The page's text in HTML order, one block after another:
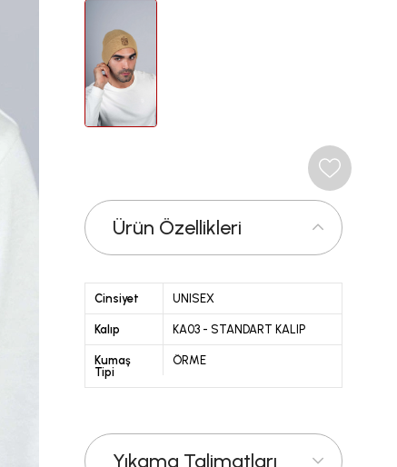
Ürün Özellikleri
Cinsiyet UNISEX
Kalıp KA03 - STANDART KALIP
Kumaş
Tipi
ÖRME
Yıkama Talimatları